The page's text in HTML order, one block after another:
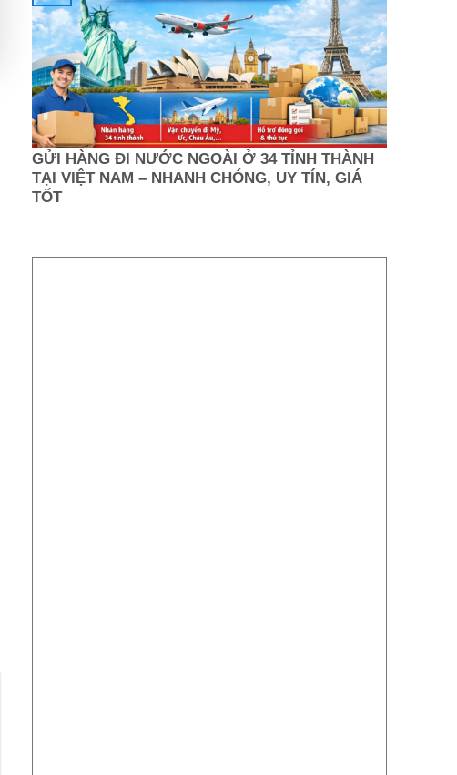
GỬI HÀNG ĐI NƯỚC NGOÀI Ở 34 TỈNH THÀNH
TẠI VIỆT NAM – NHANH CHÓNG, UY TÍN, GIÁ
TỐT